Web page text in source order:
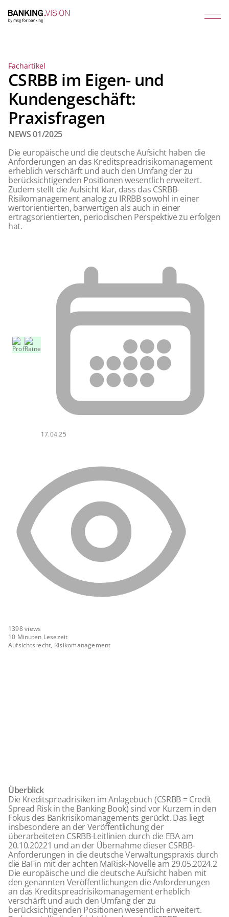
Fachartikel
CSRBB im Eigen- und
Kundengeschäft:
Praxisfragen
NEWS 01/2025
Die europäische und die deutsche Aufsicht haben die
Anforderungen an das Kreditspreadrisikomanagement
erheblich verschärft und auch den Umfang der zu
berücksichtigenden Positionen wesentlich erweitert.
Zudem stellt die Aufsicht klar, dass das CSRBB-
Risikomanagement analog zu IRRBB sowohl in einer
wertorientierten, barwertigen als auch in einer
ertragsorientierten, periodischen Perspektive zu erfolgen
hat.
17.04.25
1398views
10 Minuten Lesezeit
Aufsichtsrecht, Risikomanagement
Überblick
Die Kreditspreadrisiken im Anlagebuch (CSRBB = Credit
Spread Risk in the Banking Book) sind vor Kurzem in den
Fokus des Bankrisikomanagements gerückt. Das liegt
insbesondere an der Veröffentlichung der
überarbeiteten CSRBB-Leitlinien durch die EBA am
20.10.20221 und an der Übernahme dieser CSRBB-
Anforderungen in die deutsche Verwaltungspraxis durch
die BaFin mit der achten MaRisk-Novelle am 29.05.2024.2
Die europäische und die deutsche Aufsicht haben mit
den genannten Veröffentlichungen die Anforderungen
an das Kreditspreadrisikomanagement erheblich
verschärft und auch den Umfang der zu
berücksichtigenden Positionen wesentlich erweitert.